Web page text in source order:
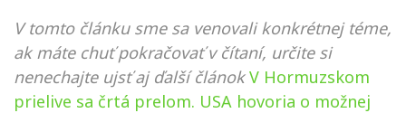
V tomto článku sme sa venovali konkrétnej téme,
ak máte chuť pokračovať v čítaní, určite si
nenechajte ujsť aj ďalší článok V Hormuzskom
prielive sa črtá prelom. USA hovoria o možnej